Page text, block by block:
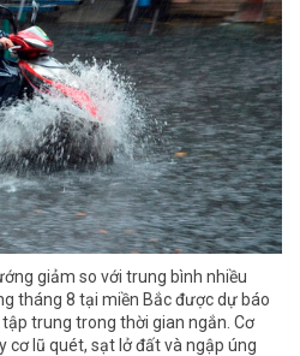
giảm so với trung bình nhiều
tháng 8 tại miền Bắc được dự báo
trung trong thời gian ngắn. Cơ
cơ lũ quét, sạt lở đất và ngập úng